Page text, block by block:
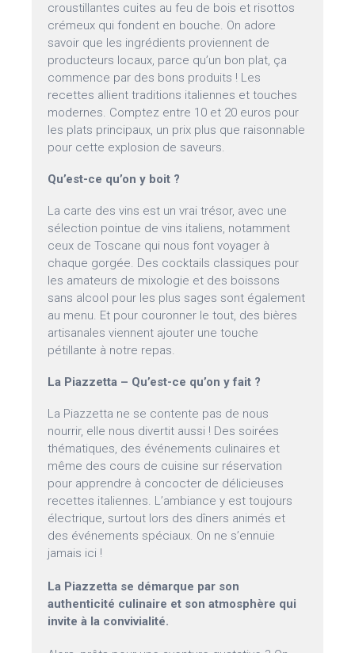
croustillantes cuites au feu de bois et risottos
crémeux qui fondent en bouche. On adore
savoir que les ingrédients proviennent de
producteurs locaux, parce qu’un bon plat, ça
commence par des bons produits ! Les
recettes allient traditions italiennes et touches
modernes. Comptez entre 10 et 20 euros pour
les plats principaux, un prix plus que raisonnable
pour cette explosion de saveurs.
Qu’est-ce qu’on y boit ?
La carte des vins est un vrai trésor, avec une
sélection pointue de vins italiens, notamment
ceux de Toscane qui nous font voyager à
chaque gorgée. Des cocktails classiques pour
les amateurs de mixologie et des boissons
sans alcool pour les plus sages sont également
au menu. Et pour couronner le tout, des bières
artisanales viennent ajouter une touche
pétillante à notre repas.
La Piazzetta – Qu’est-ce qu’on y fait ?
La Piazzetta ne se contente pas de nous
nourrir, elle nous divertit aussi ! Des soirées
thématiques, des événements culinaires et
même des cours de cuisine sur réservation
pour apprendre à concocter de délicieuses
recettes italiennes. L’ambiance y est toujours
électrique, surtout lors des dîners animés et
des événements spéciaux. On ne s’ennuie
jamais ici !
La Piazzetta se démarque par son
authenticité culinaire et son atmosphère qui
invite à la convivialité.